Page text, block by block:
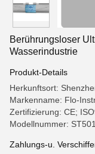
Berührungsloser
Wasserindustrie
Produkt-Details
Herkunftsort:
Markenname: Flo-
Zertifizierung: CE;
Modellnummer: ST501
Zahlungs-u.